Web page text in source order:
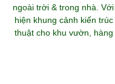
ngoài trời & trong nhà.
hiện khung cảnh kiến
thuật cho khu vườn,